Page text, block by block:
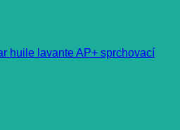
huile lavante AP+ sprchovací